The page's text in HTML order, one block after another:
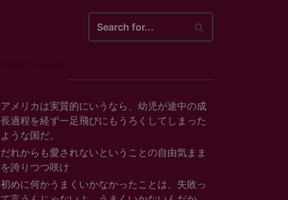
アメリカは実質的にいうなら、幼児が途中の成
長過程を経ず一足飛びにもうろくしてしまった
ような国だ。
だれからも愛されないということの自由気まま
を誇りつつ咲け
初めに何かうまくいかなかったことは、失敗っ